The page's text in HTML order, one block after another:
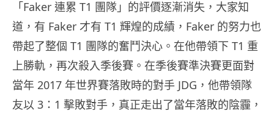
「Faker 連累 T1 團隊」的評價逐漸消失，大家知
道，有 Faker 才有 T1 輝煌的成績，Faker 的努力也
帶起了整個 T1 團隊的奮鬥決心。在他帶領下 T1 重
上勝軌，再次殺入季後賽。在季後賽準決賽更面對
當年 2017 年世界賽落敗時的對手 JDG，他帶領隊
友以 3：1 擊敗對手，真正走出了當年落敗的陰霾，